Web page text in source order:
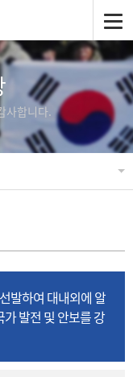
사합니다.
발하여 대내외에 알
발전 및 안보를 강